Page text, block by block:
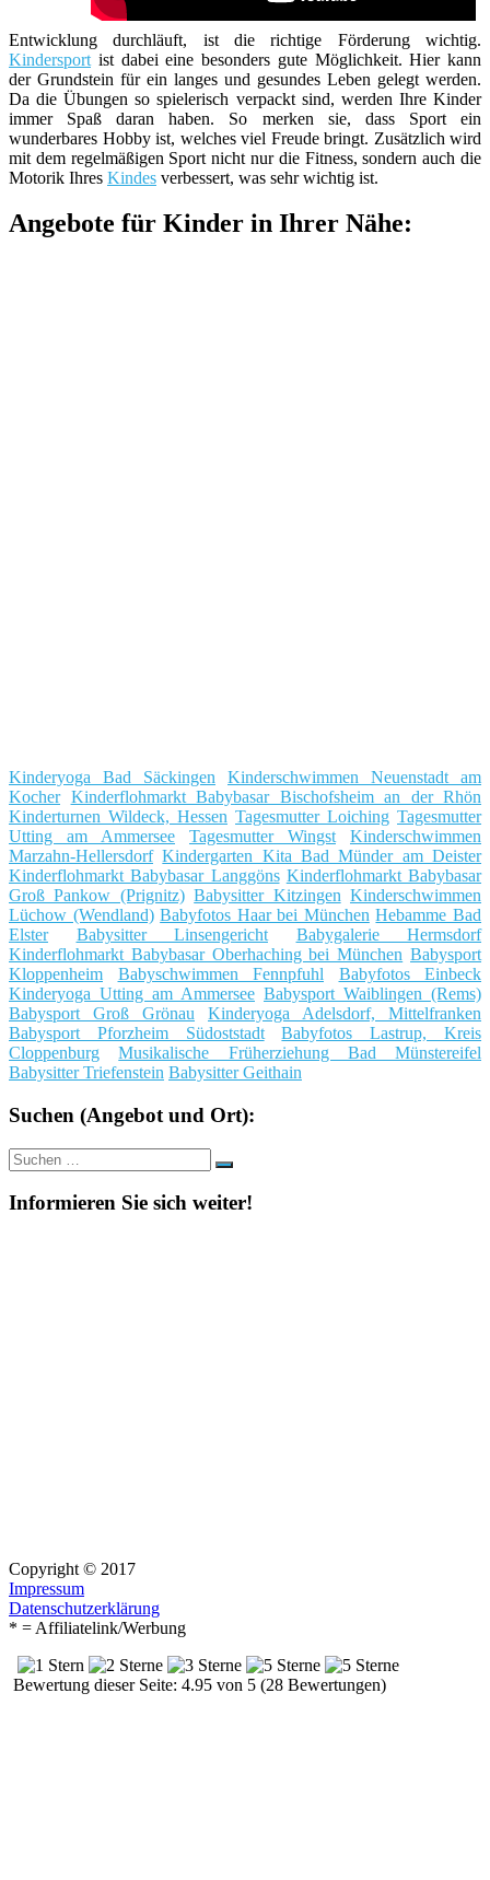
Entwicklung durchläuft, ist die richtige Förderung wichtig.
Kindersport ist dabei eine besonders gute Möglichkeit. Hier kann
der Grundstein für ein langes und gesundes Leben gelegt werden.
Da die Übungen so spielerisch verpackt sind, werden Ihre Kinder
immer Spaß daran haben. So merken sie, dass Sport ein
wunderbares Hobby ist, welches viel Freude bringt. Zusätzlich wird
mit dem regelmäßigen Sport nicht nur die Fitness, sondern auch die
Motorik Ihres Kindes verbessert, was sehr wichtig ist.
Angebote für Kinder in Ihrer Nähe:
Kinderyoga Bad Säckingen
Kinderschwimmen Neuenstadt am
Kocher Kinderflohmarkt Babybasar Bischofsheim an der Rhön
Kinderturnen Wildeck, Hessen Tagesmutter Loiching Tagesmutter
Utting am Ammersee
Tagesmutter Wingst
Kinderschwimmen
Marzahn-Hellersdorf Kindergarten Kita Bad Münder am Deister
Kinderflohmarkt Babybasar Langgöns Kinderflohmarkt Babybasar
Groß Pankow (Prignitz) Babysitter Kitzingen Kinderschwimmen
Lüchow (Wendland) Babyfotos Haar bei München Hebamme Bad
Elster
Babysitter Linsengericht
Babygalerie Hermsdorf
Kinderflohmarkt Babybasar Oberhaching bei München Babysport
Kloppenheim
Babyschwimmen Fennpfuhl
Babyfotos Einbeck
Kinderyoga Utting am Ammersee Babysport Waiblingen (Rems)
Babysport Groß Grönau
Kinderyoga Adelsdorf, Mittelfranken
Babysport Pforzheim Südoststadt
Babyfotos Lastrup, Kreis
Cloppenburg
Musikalische Früherziehung Bad Münstereifel
Babysitter Triefenstein Babysitter Geithain
Suchen (Angebot und Ort):
Suche
nach:
Suchen
Informieren Sie sich weiter!
Copyright © 2017
Impressum
Datenschutzerklärung
* = Affiliatelink/Werbung
Bewertung dieser Seite: 4.95 von 5 (28 Bewertungen)